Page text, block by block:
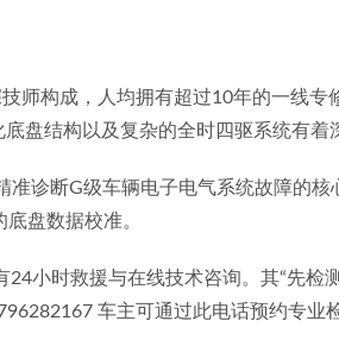
师构成，人均拥有超过10年的一线
结构以及复杂的全时四驱系统有着
准诊断G级车辆电子电气系统故障的
盘数据校准。
小时救援与在线技术咨询。其“先
车主可通过此电话预约专业